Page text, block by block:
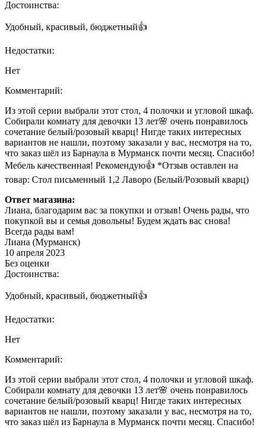
Достоинства:
Удобный, красивый, бюджетный👍
Недостатки:
Нет
Комментарий:
Из этой серии выбрали этот стол, 4 полочки и угловой шкаф.
Собирали комнату для девочки 13 лет🌸 очень понравилось
сочетание белый/розовый кварц! Нигде таких интересных
вариантов не нашли, поэтому заказали у вас, несмотря на то,
что заказ шёл из Барнаула в Мурманск почти месяц. Спасибо!
Мебель качественная! Рекомендую👍 *Отзыв оставлен на
товар: Стол письменный 1,2 Лаворо (Белый/Розовый кварц)
Ответ магазина:
Лиана, благодарим вас за покупки и отзыв! Очень рады, что
покупкой вы и семья довольны! Будем ждать вас снова!
Всегда рады вам!
Лиана (Мурманск)
10 апреля 2023
Без оценки
Достоинства:
Удобный, красивый, бюджетный👍
Недостатки:
Нет
Комментарий:
Из этой серии выбрали этот стол, 4 полочки и угловой шкаф.
Собирали комнату для девочки 13 лет🌸 очень понравилось
сочетание белый/розовый кварц! Нигде таких интересных
вариантов не нашли, поэтому заказали у вас, несмотря на то,
что заказ шёл из Барнаула в Мурманск почти месяц. Спасибо!